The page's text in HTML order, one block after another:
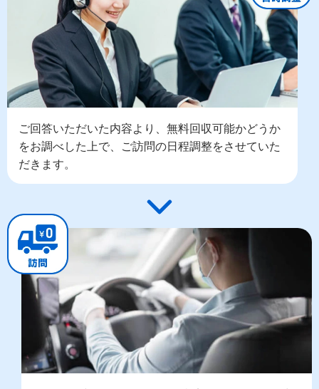
ご回答いただいた内容より、無料回収可能かどうか
をお調べした上で、ご訪問の日程調整をさせていた
だきます。